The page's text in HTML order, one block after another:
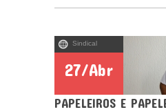
Sindical
27/Abr
PAPELEIROS E